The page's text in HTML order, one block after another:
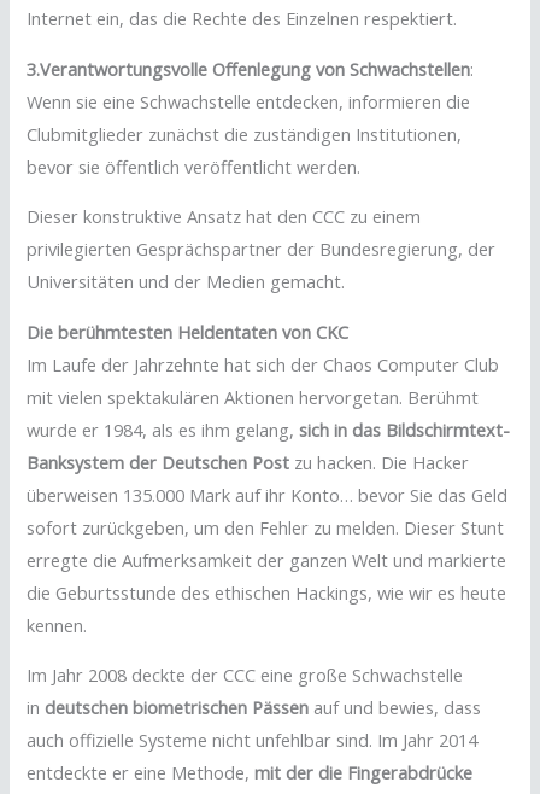
Internet ein, das die Rechte des Einzelnen respektiert.
3.Verantwortungsvolle Offenlegung von Schwachstellen:
Wenn sie eine Schwachstelle entdecken, informieren die
Clubmitglieder zunächst die zuständigen Institutionen,
bevor sie öffentlich veröffentlicht werden.
Dieser konstruktive Ansatz hat den CCC zu einem
privilegierten Gesprächspartner der Bundesregierung, der
Universitäten und der Medien gemacht.
Die berühmtesten Heldentaten von CKC
Im Laufe der Jahrzehnte hat sich der Chaos Computer Club
mit vielen spektakulären Aktionen hervorgetan. Berühmt
wurde er 1984, als es ihm gelang,sich in das Bildschirmtext-
Banksystem der Deutschen Post zu hacken. Die Hacker
überweisen 135.000 Mark auf ihr Konto… bevor Sie das Geld
sofort zurückgeben, um den Fehler zu melden. Dieser Stunt
erregte die Aufmerksamkeit der ganzen Welt und markierte
die Geburtsstunde des ethischen Hackings, wie wir es heute
kennen.
Im Jahr 2008 deckte der CCC eine große Schwachstelle
in deutschen biometrischen Pässen auf und bewies, dass
auch offizielle Systeme nicht unfehlbar sind. Im Jahr 2014
entdeckte er eine Methode,mit der die Fingerabdrücke